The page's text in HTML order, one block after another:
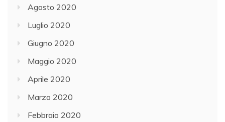
Agosto 2020
Luglio 2020
Giugno 2020
Maggio 2020
Aprile 2020
Marzo 2020
Febbraio 2020